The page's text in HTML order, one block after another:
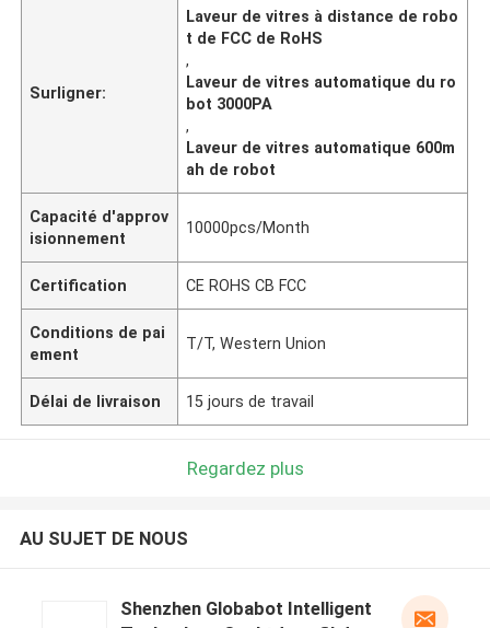
Surligner:
Laveur de vitres à distance de robo
t de FCC de RoHS
,
Laveur de vitres automatique du ro
bot 3000PA
,
Laveur de vitres automatique 600m
ah de robot
Capacité d'approv
isionnement
10000pcs/Month
Certification CE ROHS CB FCC
Conditions de pai
ement
T/T, Western Union
Délai de livraison 15 jours de travail
Regardez plus
AU SUJET DE NOUS
Shenzhen Globabot Intelligent